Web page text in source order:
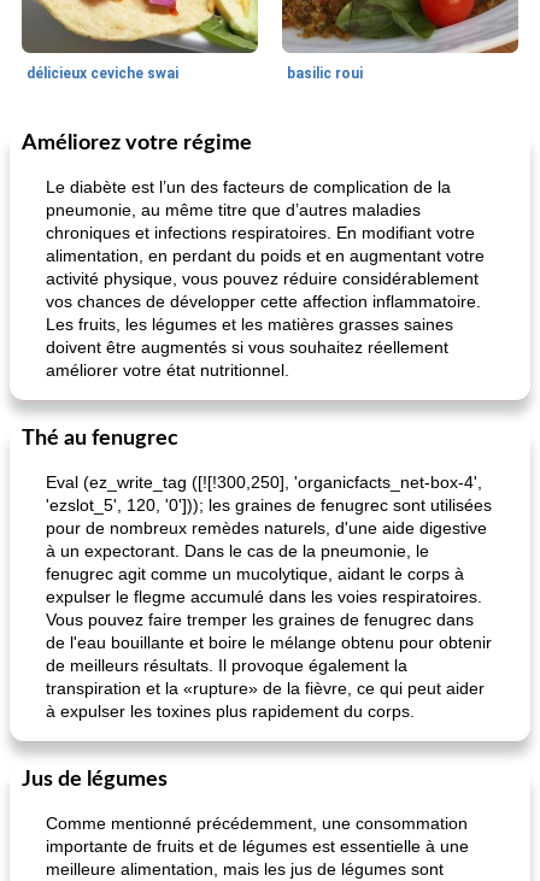
délicieux ceviche swai basilic roui
65min
Déjeuner / Snacks
pois chiches rôtis aux épices amandes au cheddar rôti
Améliorez votre régime
Le diabète est l’un des facteurs de complication de la
pneumonie, au même titre que d’autres maladies
chroniques et infections respiratoires. En modifiant votre
alimentation, en perdant du poids et en augmentant votre
activité physique, vous pouvez réduire considérablement
vos chances de développer cette affection inflammatoire.
Les fruits, les légumes et les matières grasses saines
doivent être augmentés si vous souhaitez réellement
améliorer votre état nutritionnel.
Thé au fenugrec
Eval (ez_write_tag ([![!300,250], 'organicfacts_net-box-4',
'ezslot_5', 120, '0'])); les graines de fenugrec sont utilisées
pour de nombreux remèdes naturels, d'une aide digestive
à un expectorant. Dans le cas de la pneumonie, le
fenugrec agit comme un mucolytique, aidant le corps à
expulser le flegme accumulé dans les voies respiratoires.
Vous pouvez faire tremper les graines de fenugrec dans
de l'eau bouillante et boire le mélange obtenu pour obtenir
de meilleurs résultats. Il provoque également la
transpiration et la «rupture» de la fièvre, ce qui peut aider
à expulser les toxines plus rapidement du corps.
Jus de légumes
Comme mentionné précédemment, une consommation
importante de fruits et de légumes est essentielle à une
meilleure alimentation, mais les jus de légumes sont